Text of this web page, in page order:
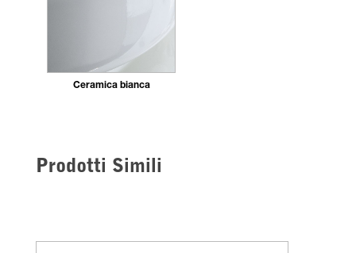
Ceramica bianca
Prodotti Simili